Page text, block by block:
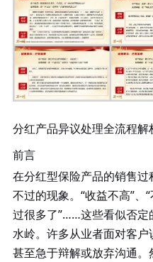
分红产品异议处理全流程
前言
在分红型保险产品的销售
不过的现象。 “收益不高”、
过很多了”……这些看似否定
水岭。许多从业者面对客户
甚至急于辩解或放弃沟通。